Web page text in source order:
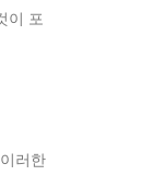
이 포
러한